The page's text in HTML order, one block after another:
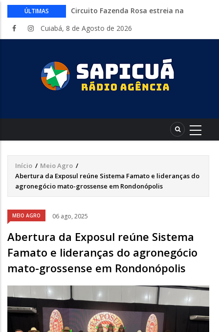
ÚLTIMAS
Circuito Fazenda Rosa estreia na
atividades do agronegócio
sexta-feira
Começa nesta sexta-feira em Cuiabá o
Mato Grosso AgroFestival, com rodeio e
crimes digitais contra menores
CAIXA e iFood facilitam financiamento
entregadores
Cuiabá, 8 de Agosto de 2026
Trilha
de
Início / Meio Agro /
Abertura da Exposul reúne Sistema Famato e lideranças do
agronegócio mato-grossense em Rondonópolis
MEIO AGRO 06 ago, 2025
Abertura da Exposul reúne Sistema
Famato e lideranças do agronegócio
mato-grossense em Rondonópolis
Áudio